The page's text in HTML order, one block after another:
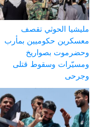
مليشيا الحوثي تقصف
معسكرين حكوميين بمأرب
وحضرموت بصواريخ
ومسيّرات وسقوط قتلى
وجرحى